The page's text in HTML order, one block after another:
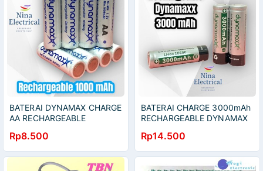
BATERAI DYNAMAX CHARGE
AA RECHARGEABLE
Rp8.500
BATERAI CHARGE 3000mAh
RECHARGEABLE DYNAMAX
Rp14.500